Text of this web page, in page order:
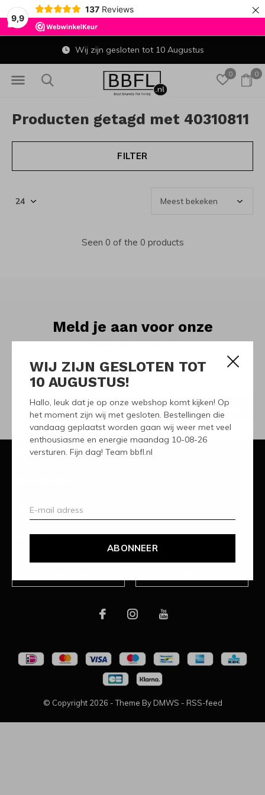
9,9
137 Reviews ×
WIJ ZIJN GESLOTEN TOT
10 AUGUSTUS!
Hallo, leuk dat je op onze webshop komt kijken! Op
het moment zijn wij met gesloten. Bestellingen die
vandaag geplaatst worden gaan wij weer met veel
enthousiasme en energie maandag 10-08-26
versturen. Fijn dag! Team bbfl.nl
ABONNEER
0 0
Wij zijn gesloten tot 10 Augustus
Producten getagd met 40310811
FILTER
Seen 0 of the 0 products
Meld je aan voor onze
nieuwsbrief
Ontvang de nieuwste aanbiedingen en promoties
ABONNEER
Klantenservice
Categorieën
Over ons
© Copyright 2026 - Theme By DMWS - RSS-feed